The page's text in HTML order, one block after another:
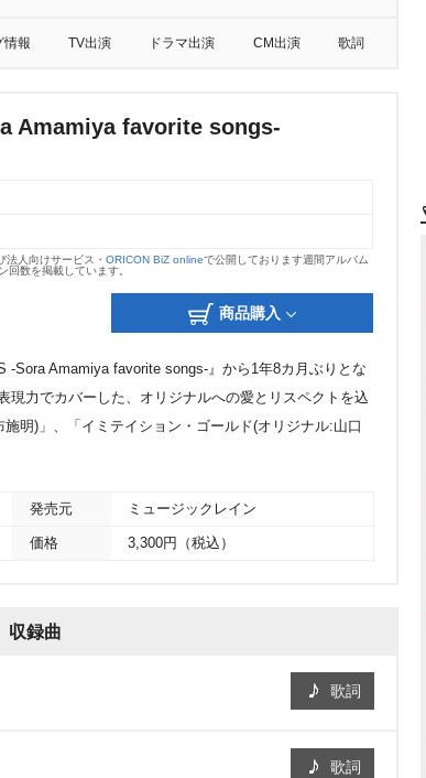
情報 TV出演 ドラマ出演 CM出演 歌詞
Amamiya favorite songs-
法人向けサービス・ ORICON BiZ onlineで公開しております週間アルバム
回数を掲載しています。
商品購入
-Sora Amamiya favorite songs-』から1年8カ月ぶりとな
現力でカバーした、オリジナルへの愛とリスペクトを込
明)」、「イミテイション・ゴールド(オリジナル:山口
発売元 ミュージックレイン
価格 3,300円（税込）
収録曲
歌詞
歌詞